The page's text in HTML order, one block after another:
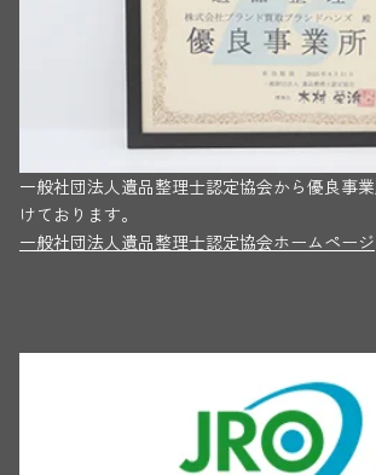
一般社団法人遺品整理士認定協会から優良事
けております。
一般社団法人遺品整理士認定協会ホームページ